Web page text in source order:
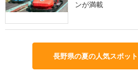
ンが満載
長野県の夏の人気スポッ